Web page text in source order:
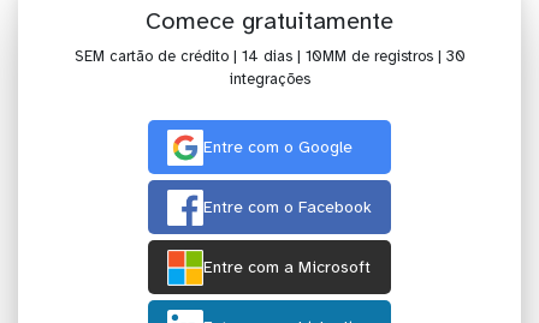
Comece gratuitamente
SEM cartão de crédito | 14 dias | 10MM de registros | 30
integrações
Entre com o Google
Entre com o Facebook
Entre com a Microsoft